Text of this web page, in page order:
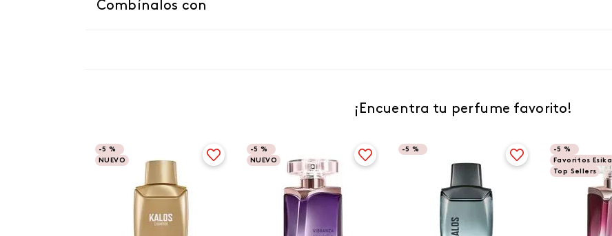
Combínalos con
¡Encuentra tu perfume favorito!
-5 %
NUEVO
-5 %
NUEVO
-5 % -5 %
Favoritos Esika
Top Sellers